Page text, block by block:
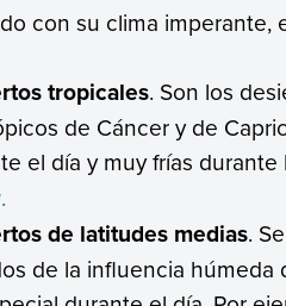
con su clima imperante,
tropicales. Son los
de Cáncer y de
el día y muy frías
.
de latitudes medias.
de la influencia húmeda